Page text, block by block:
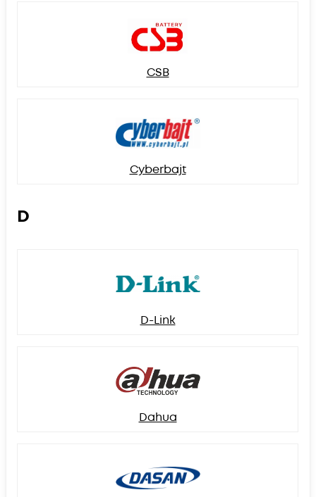
CSB
Cyberbajt
D
D-Link
Dahua